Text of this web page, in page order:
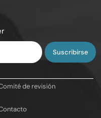
de revisión